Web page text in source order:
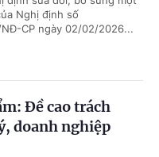
Nghị định số
CP ngày 02/02/2026...
Đề cao trách
doanh nghiệp